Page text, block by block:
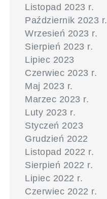
Listopad 2023 r.
Październik 2023 r.
Wrzesień 2023 r.
Sierpień 2023 r.
Lipiec 2023
Czerwiec 2023 r.
Maj 2023 r.
Marzec 2023 r.
Luty 2023 r.
Styczeń 2023
Grudzień 2022
Listopad 2022 r.
Sierpień 2022 r.
Lipiec 2022 r.
Czerwiec 2022 r.